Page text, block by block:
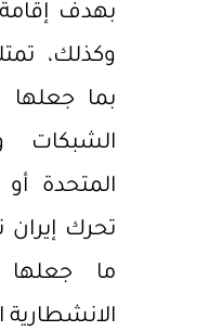
بهدف
وكذلك،
بما
الشبكات
المتحدة
تحرك إيران
ما جعلها
الانشطارية